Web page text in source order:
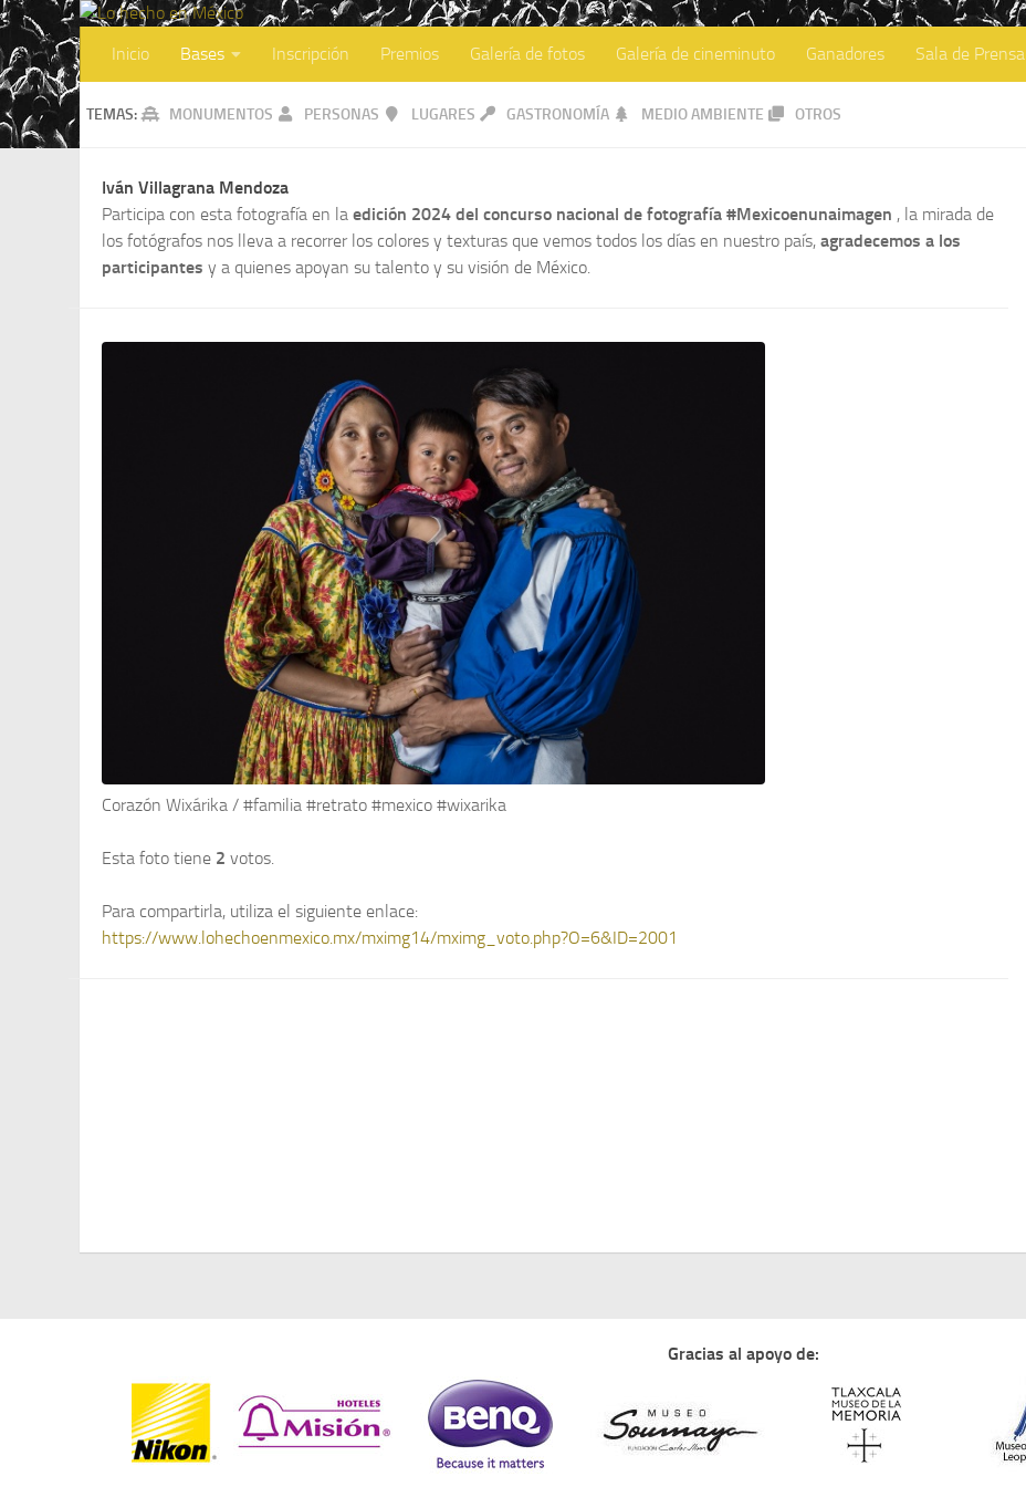
Inicio Bases Inscripción Premios Galería de fotos Galería de cineminuto Ganadores Sala de Prensa
TEMAS: MONUMENTOS PERSONAS LUGARES GASTRONOMÍA MEDIO AMBIENTE OTROS
Iván Villagrana Mendoza
Participa con esta fotografía en la edición 2024 del concurso nacional de fotografía #Mexicoenunaimagen , la mirada de
los fotógrafos nos lleva a recorrer los colores y texturas que vemos todos los días en nuestro país, agradecemos a los
participantes y a quienes apoyan su talento y su visión de México.
Corazón Wixárika / #familia #retrato #mexico #wixarika
Esta foto tiene 2 votos.
Para compartirla, utiliza el siguiente enlace:
https://www.lohechoenmexico.mx/mximg14/mximg_voto.php?O=6&ID=2001
Gracias al apoyo de: